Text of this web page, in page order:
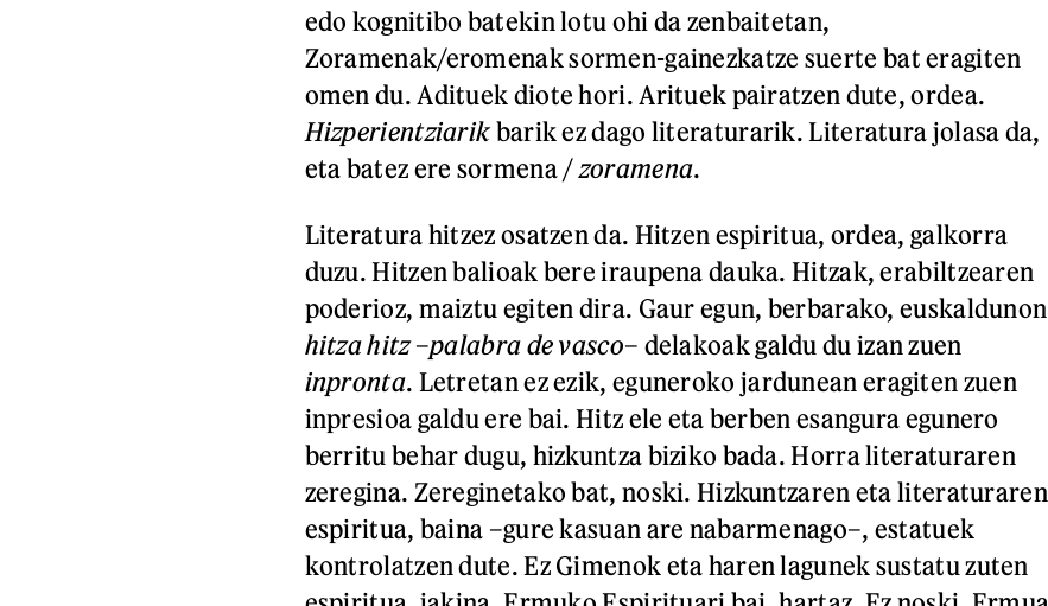
edo kognitibo batekin lotu ohi da zenbaitetan,
Zoramenak/eromenak sormen-gainezkatze suerte bat eragiten
omen du. Adituek diote hori. Arituek pairatzen dute, ordea.
Hizperientziarikbarik ez dago literaturarik. Literatura jolasa da,
eta batez ere sormena /zoramena.
Literatura hitzez osatzen da. Hitzen espiritua, ordea, galkorra
duzu. Hitzen balioak bere iraupena dauka. Hitzak, erabiltzearen
poderioz, maiztu egiten dira. Gaur egun, berbarako, euskaldunon
hitza hitz–palabra de vasco– delakoak galdu du izan zuen
inpronta. Letretan ez ezik, eguneroko jardunean eragiten zuen
inpresioa galdu ere bai. Hitz ele eta berben esangura egunero
berritu behar dugu, hizkuntza biziko bada. Horra literaturaren
zeregina. Zereginetako bat, noski. Hizkuntzaren eta literaturaren
espiritua, baina –gure kasuan are nabarmenago–, estatuek
kontrolatzen dute. Ez Gimenok eta haren lagunek sustatu zuten